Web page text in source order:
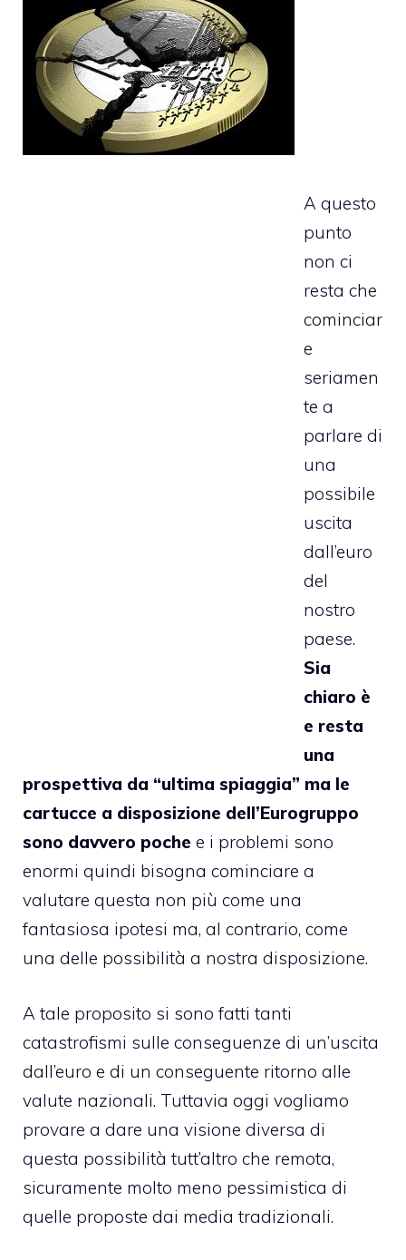
A questo
punto
non ci
resta che
cominciar
e
seriamen
te a
parlare di
una
possibile
uscita
dall’euro
del
nostro
paese.
Sia
chiaro è
e resta
una
prospettiva da “ultima spiaggia” ma le
cartucce a disposizione dell’Eurogruppo
sono davvero poche e i problemi sono
enormi quindi bisogna cominciare a
valutare questa non più come una
fantasiosa ipotesi ma, al contrario, come
una delle possibilità a nostra disposizione.
A tale proposito si sono fatti tanti
catastrofismi sulle conseguenze di un’uscita
dall’euro e di un conseguente ritorno alle
valute nazionali. Tuttavia oggi vogliamo
provare a dare una visione diversa di
questa possibilità tutt’altro che remota,
sicuramente molto meno pessimistica di
quelle proposte dai media tradizionali.